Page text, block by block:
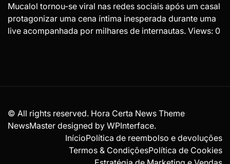
Mucalol tornou-se viral nas redes sociais após um casal
protagonizar uma cena íntima inesperada durante uma
live acompanhada por milhares de internautas. Views: 0
© All rights reserved. Hora Certa News Theme
NewsMaster designed by WPInterface.
InícioPolítica de reembolso e devoluções
Termos & CondiçõesPolítica de Cookies